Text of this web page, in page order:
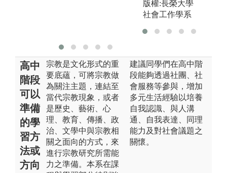
版權:長榮大學
社會工作學系
高中
階段
可以
準備
的學
習方
法或
方向
宗教是文化形式的重
要底蘊，可將宗教做
為關注主題，連結至
當代宗教現象，或者
是歷史、藝術、心
理、教育、傳播、政
治、文學中與宗教相
關之面向的方式，來
進行宗教研究所需能
力之準備。本系在課
建議同學們在高中階
段能夠透過社團、社
會服務等參與，增加
多元生活經驗以培養
自我認識、與人溝
通、自我表達、同理
能力及對社會議題之
關懷。